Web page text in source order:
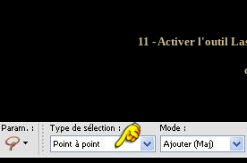
11 - Activer l'outil